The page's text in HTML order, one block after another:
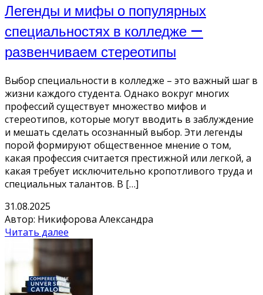
Легенды и мифы о популярных
специальностях в колледже —
развенчиваем стереотипы
Выбор специальности в колледже – это важный шаг в
жизни каждого студента. Однако вокруг многих
профессий существует множество мифов и
стереотипов, которые могут вводить в заблуждение
и мешать сделать осознанный выбор. Эти легенды
порой формируют общественное мнение о том,
какая профессия считается престижной или легкой, а
какая требует исключительно кропотливого труда и
специальных талантов. В […]
31.08.2025
Автор: Никифорова Александра
Читать далее